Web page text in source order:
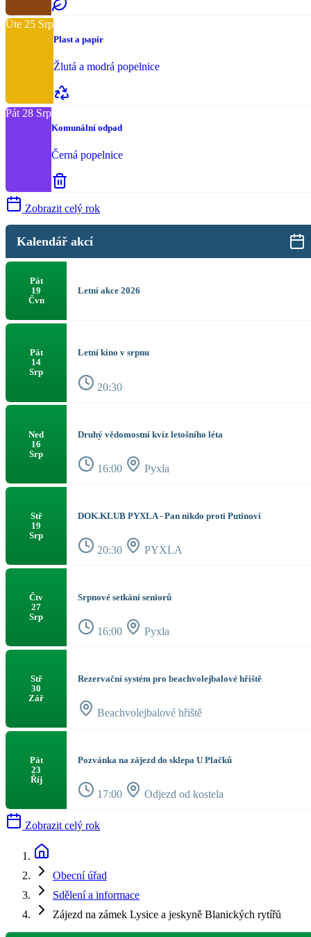
Úte 25 Srp
Plast a papír
Žlutá a modrá popelnice
Pát 28 Srp
Komunální odpad
Černá popelnice
Zobrazit celý rok
Kalendář akcí
Pát
19
Čvn
Letní akce 2026
Pát
14
Srp
Letní kino v srpnu
20:30
Ned
16
Srp
Druhý vědomostní kvíz letošního léta
16:00 Pyxla
Stř
19
Srp
DOK.KLUB PYXLA - Pan nikdo proti Putinovi
20:30 PYXLA
Čtv
27
Srp
Srpnové setkání seniorů
16:00 Pyxla
Stř
30
Zář
Rezervační systém pro beachvolejbalové hřiště
Beachvolejbalové hřiště
Pát
23
Říj
Pozvánka na zájezd do sklepa U Plačků
17:00 Odjezd od kostela
Zobrazit celý rok
Obecní úřad
Sdělení a informace
Zájezd na zámek Lysice a jeskyně Blanických rytířů